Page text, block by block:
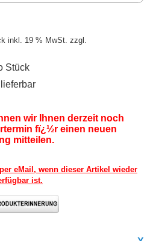
inkl. 19 % MwSt. zzgl.
Stück
wir Ihnen derzeit noch
fï¿½r einen neuen
mitteilen.
eMail, wenn dieser Artikel wieder
ist.